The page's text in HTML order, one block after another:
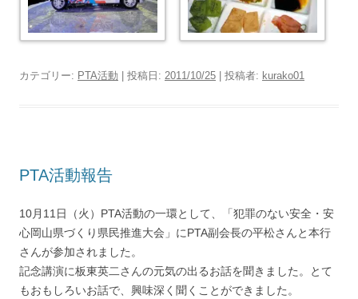
カテゴリー: PTA活動 | 投稿日: 2011/10/25 | 投稿者: kurako01
PTA活動報告
10月11日（火）PTA活動の一環として、「犯罪のない安全・安
心岡山県づくり県民推進大会」にPTA副会長の平松さんと本行
さんが参加されました。
記念講演に板東英二さんの元気の出るお話を聞きました。とて
もおもしろいお話で、興味深く聞くことができました。